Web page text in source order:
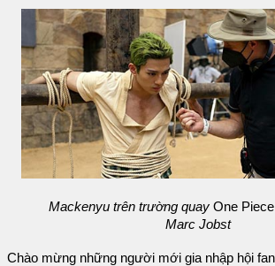
Mackenyu trên trường quay One Piece
Marc Jobst
Chào mừng những người mới gia nhập hội